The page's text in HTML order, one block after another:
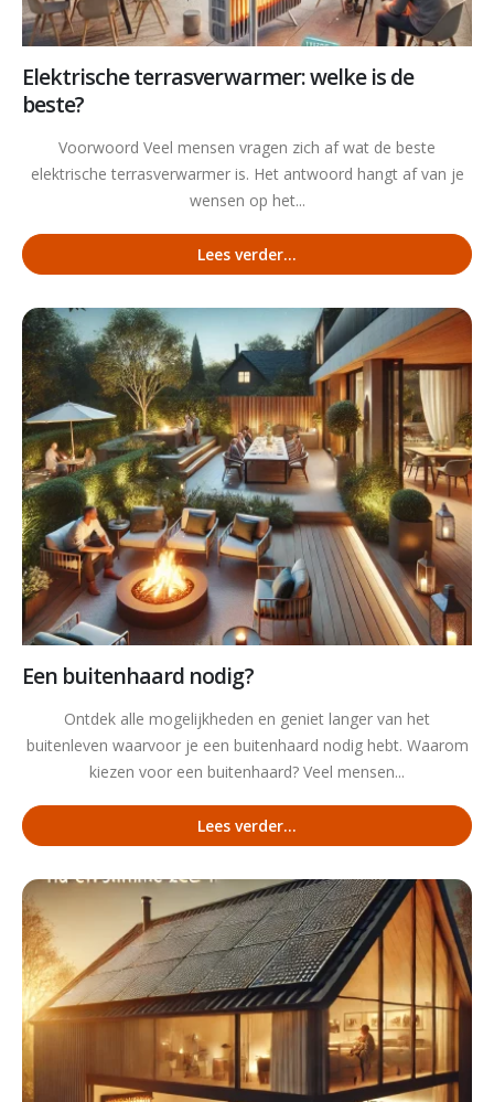
Elektrische terrasverwarmer: welke is de
beste?
Voorwoord Veel mensen vragen zich af wat de beste
elektrische terrasverwarmer is. Het antwoord hangt af van je
wensen op het...
Lees verder...
Een buitenhaard nodig?
Ontdek alle mogelijkheden en geniet langer van het
buitenleven waarvoor je een buitenhaard nodig hebt. Waarom
kiezen voor een buitenhaard? Veel mensen...
Lees verder...